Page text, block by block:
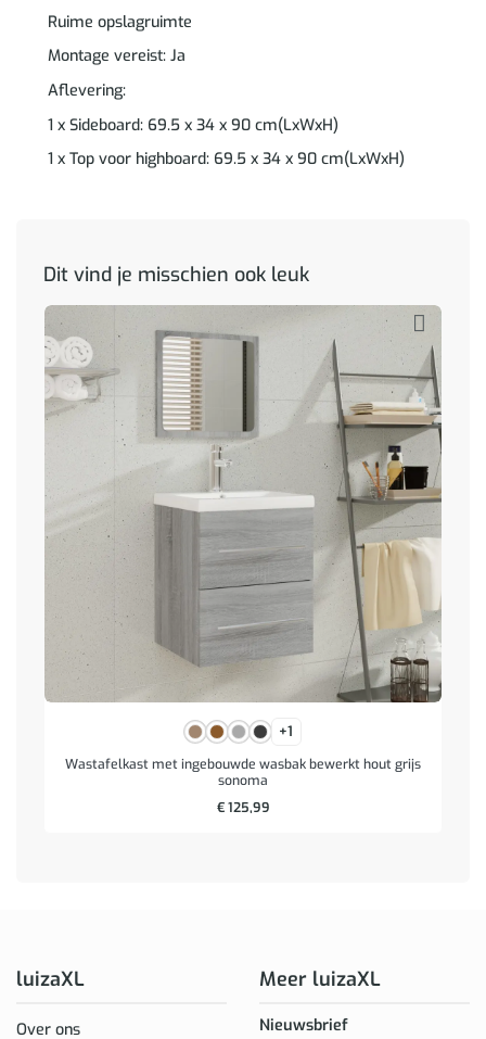
Ruime opslagruimte
Montage vereist: Ja
Aflevering:
1 x Sideboard: 69.5 x 34 x 90 cm(LxWxH)
1 x Top voor highboard: 69.5 x 34 x 90 cm(LxWxH)
Dit vind je misschien ook leuk
+1
Wastafelkast met ingebouwde wasbak bewerkt hout grijs
sonoma
€125,99
luizaXL
Over ons
Meer luizaXL
Nieuwsbrief